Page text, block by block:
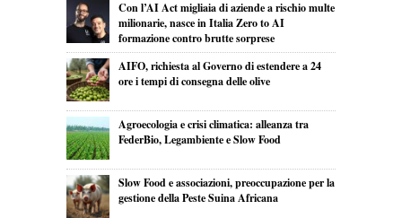
Con l’AI Act migliaia di aziende a rischio multe
milionarie, nasce in Italia Zero to AI
formazione contro brutte sorprese
AIFO, richiesta al Governo di estendere a 24
ore i tempi di consegna delle olive
Agroecologia e crisi climatica: alleanza tra
FederBio, Legambiente e Slow Food
Slow Food e associazioni, preoccupazione per la
gestione della Peste Suina Africana